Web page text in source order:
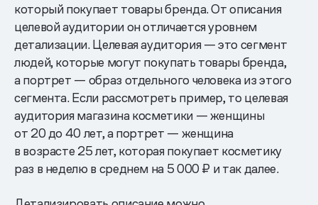
который покупает товары бренда. От описания
целевой аудитории он отличается уровнем
детализации. Целевая аудитория — это сегмент
людей, которые могут покупать товары бренда,
а портрет — образ отдельного человека из этого
сегмента. Если рассмотреть пример, то целевая
аудитория магазина косметики — женщины
от 20 до 40 лет, а портрет — женщина
в возрасте 25 лет, которая покупает косметику
раз в неделю в среднем на 5 000 ₽ и так далее.